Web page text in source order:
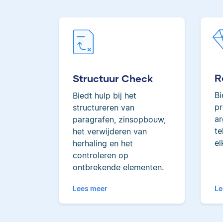
Structuur Check
Biedt hulp bij het
structureren van
paragrafen, zinsopbouw,
het verwijderen van
herhaling en het
controleren op
ontbrekende elementen.
Lees meer